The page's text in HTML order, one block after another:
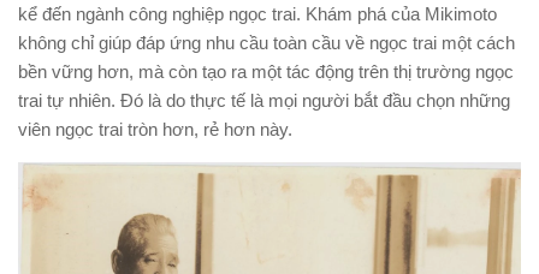
kể đến ngành công nghiệp ngọc trai. Khám phá của Mikimoto
không chỉ giúp đáp ứng nhu cầu toàn cầu về ngọc trai một cách
bền vững hơn, mà còn tạo ra một tác động trên thị trường ngọc
trai tự nhiên. Đó là do thực tế là mọi người bắt đầu chọn những
viên ngọc trai tròn hơn, rẻ hơn này.